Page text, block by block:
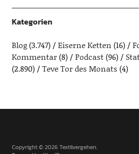
Kategorien
Blog(3.747) Eiserne Ketten (16)
Kommentar(8) Podcast(96)
(2.890)
Teve Tor des Monats (4)
Copyright © 2026 Textilvergehen